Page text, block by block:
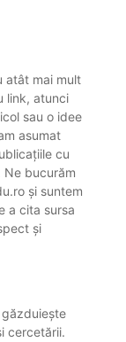
atât mai mult
link, atunci
sau o idee
asumat
cu
Ne bucurăm
și suntem
a cita sursa
și
cercetării.